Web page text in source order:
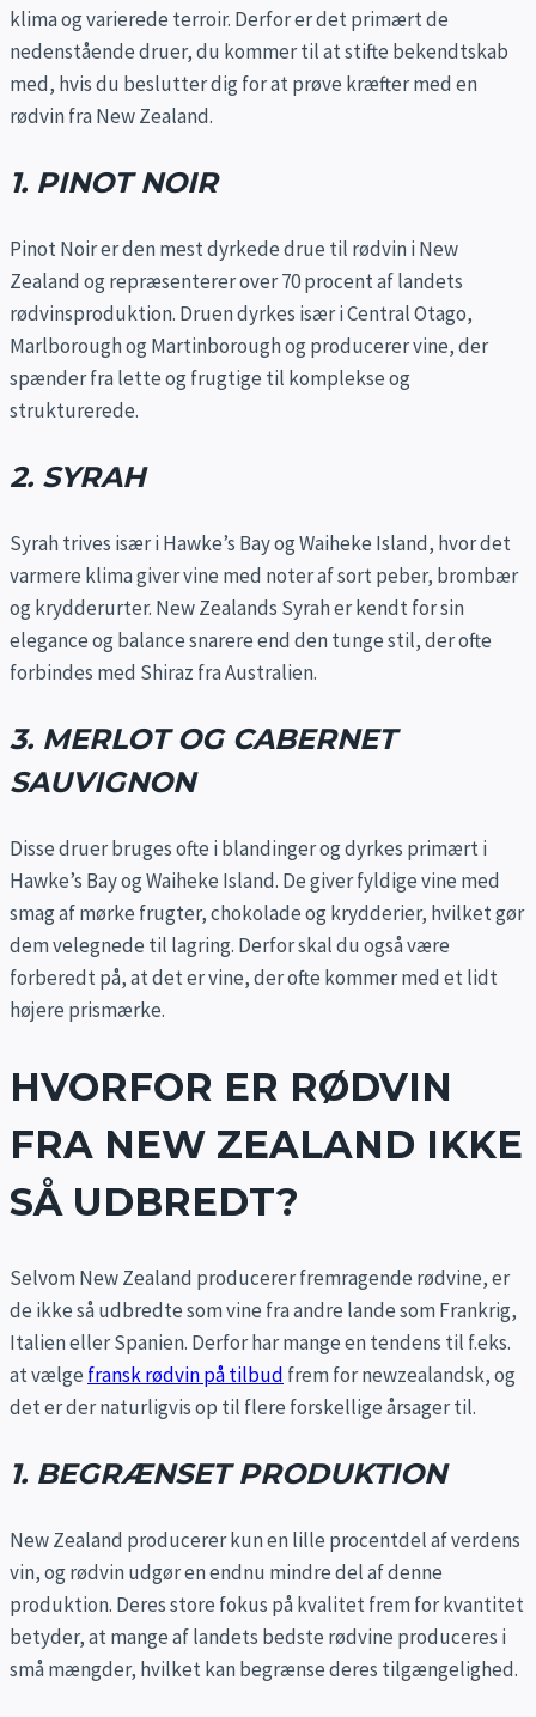
klima og varierede terroir. Derfor er det primært de
nedenstående druer, du kommer til at stifte bekendtskab
med, hvis du beslutter dig for at prøve kræfter med en
rødvin fra New Zealand.
1. PINOT NOIR
Pinot Noir er den mest dyrkede drue til rødvin i New
Zealand og repræsenterer over 70 procent af landets
rødvinsproduktion. Druen dyrkes især i Central Otago,
Marlborough og Martinborough og producerer vine, der
spænder fra lette og frugtige til komplekse og
strukturerede.
2. SYRAH
Syrah trives især i Hawke’s Bay og Waiheke Island, hvor det
varmere klima giver vine med noter af sort peber, brombær
og krydderurter. New Zealands Syrah er kendt for sin
elegance og balance snarere end den tunge stil, der ofte
forbindes med Shiraz fra Australien.
3. MERLOT OG CABERNET
SAUVIGNON
Disse druer bruges ofte i blandinger og dyrkes primært i
Hawke’s Bay og Waiheke Island. De giver fyldige vine med
smag af mørke frugter, chokolade og krydderier, hvilket gør
dem velegnede til lagring. Derfor skal du også være
forberedt på, at det er vine, der ofte kommer med et lidt
højere prismærke.
HVORFOR ER RØDVIN
FRA NEW ZEALAND IKKE
SÅ UDBREDT?
Selvom New Zealand producerer fremragende rødvine, er
de ikke så udbredte som vine fra andre lande som Frankrig,
Italien eller Spanien. Derfor har mange en tendens til f.eks.
at vælge fransk rødvin på tilbud frem for newzealandsk, og
det er der naturligvis op til flere forskellige årsager til.
1. BEGRÆNSET PRODUKTION
New Zealand producerer kun en lille procentdel af verdens
vin, og rødvin udgør en endnu mindre del af denne
produktion. Deres store fokus på kvalitet frem for kvantitet
betyder, at mange af landets bedste rødvine produceres i
små mængder, hvilket kan begrænse deres tilgængelighed.